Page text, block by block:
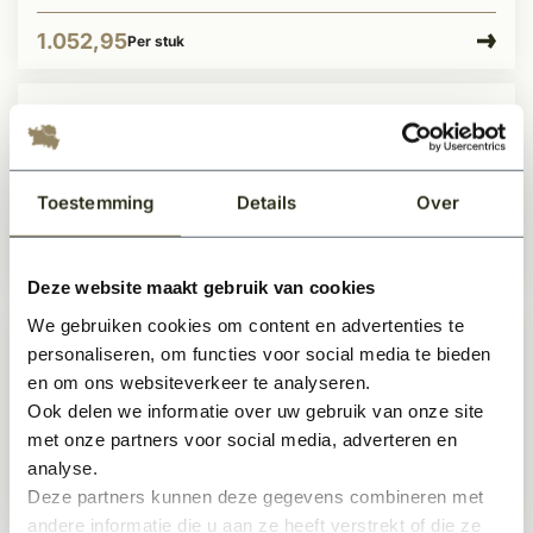
Toestemming Details Over
Deze website maakt gebruik van cookies
We gebruiken cookies om content en advertenties te
personaliseren, om functies voor social media te bieden
en om ons websiteverkeer te analyseren.
Ook delen we informatie over uw gebruik van onze site
met onze partners voor social media, adverteren en
analyse.
Deze partners kunnen deze gegevens combineren met
andere informatie die u aan ze heeft verstrekt of die ze
1.052,95Per stuk
Op voorraad
Paalmuts hardsteen model 1
Op voorraad
867,50Per stuk